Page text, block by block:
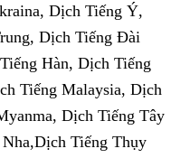
Dịch Tiếng Ý,
Dịch Tiếng Đài
Hàn, Dịch Tiếng
Tiếng Malaysia, Dịch
Dịch Tiếng Tây
Tiếng Thụy